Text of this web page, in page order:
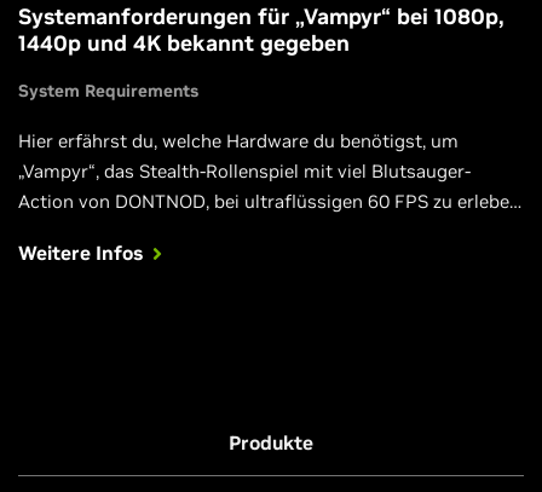
Systemanforderungen für „Vampyr“ bei 1080p,
1440p und 4K bekannt gegeben
System Requirements
Hier erfährst du, welche Hardware du benötigst, um
„Vampyr“, das Stealth-Rollenspiel mit viel Blutsauger-
Action von DONTNOD, bei ultraflüssigen 60 FPS zu erleben.
Vorgeschmack auf das, was dich ab 5. Juni erwartet.
Weitere Infos
Produkte